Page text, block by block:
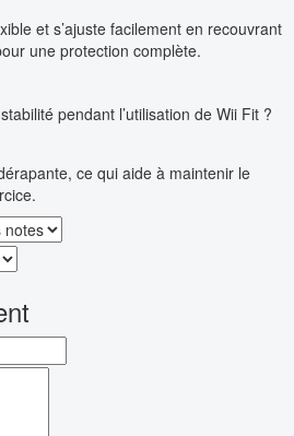
et s’ajuste facilement en recouvrant
une protection complète.
pendant l’utilisation de Wii Fit ?
ce qui aide à maintenir le